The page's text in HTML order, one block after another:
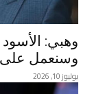
وهبي:
وسنعمل على
يوليوز 10, 2026